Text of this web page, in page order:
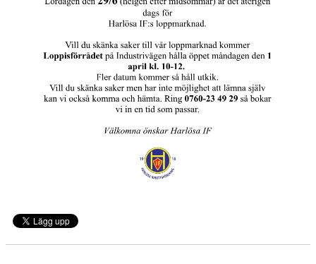
GEMENSAMMA AKTIVITETER I KLUBBEN